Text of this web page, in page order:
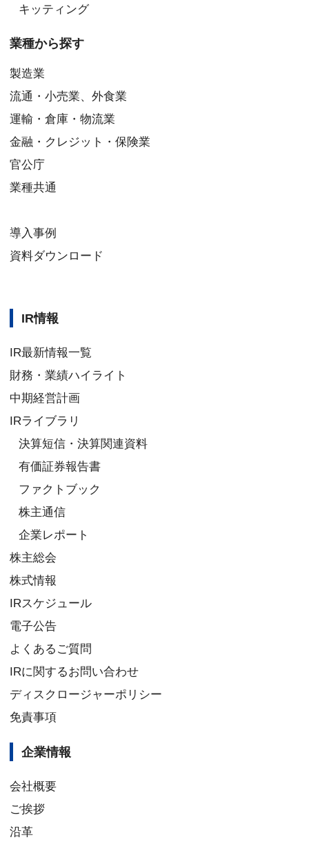
キッティング
業種から探す
製造業
流通・小売業、外食業
運輸・倉庫・物流業
金融・クレジット・保険業
官公庁
業種共通
導入事例
資料ダウンロード
IR情報
IR最新情報一覧
財務・業績ハイライト
中期経営計画
IRライブラリ
決算短信・決算関連資料
有価証券報告書
ファクトブック
株主通信
企業レポート
株主総会
株式情報
IRスケジュール
電子公告
よくあるご質問
IRに関するお問い合わせ
ディスクロージャーポリシー
免責事項
企業情報
会社概要
ご挨拶
沿革